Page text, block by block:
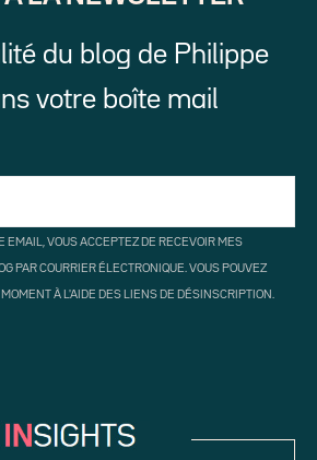
du blog de Philippe
votre boîte mail
EMAIL, VOUS ACCEPTEZ DE RECEVOIR MES
PAR COURRIER ÉLECTRONIQUE. VOUS POUVEZ
À L'AIDE DES LIENS DE DÉSINSCRIPTION.